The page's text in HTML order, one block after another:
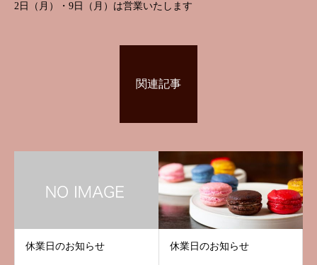
2日（月）・9日（月）は営業いたします
関連記事
休業日のお知らせ 休業日のお知らせ